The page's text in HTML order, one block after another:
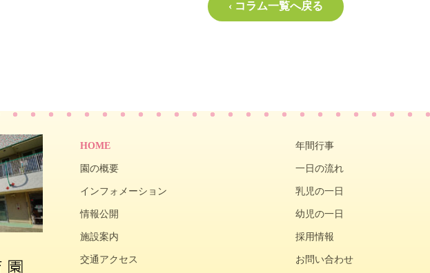
‹ コラム一覧へ戻る
HOME
園の概要
インフォメーション
情報公開
施設案内
交通アクセス
年間行事
一日の流れ
乳児の一日
幼児の一日
採用情報
お問い合わせ